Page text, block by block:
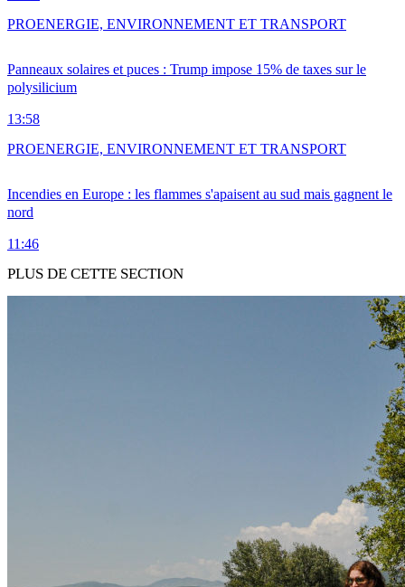
Panneaux solaires et puces : Trump impose 15% de taxes sur le
polysilicium
13:58
PROENERGIE, ENVIRONNEMENT ET TRANSPORT
Incendies en Europe : les flammes s'apaisent au sud mais gagnent le
nord
11:46
PROENERGIE, ENVIRONNEMENT ET TRANSPORT
PLUS DE CETTE SECTION